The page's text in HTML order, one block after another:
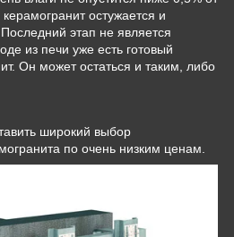
остужается и
этап не является
из печи уже есть готовый
Он может остаться и таким, либо
широкий выбор
по очень низким ценам.